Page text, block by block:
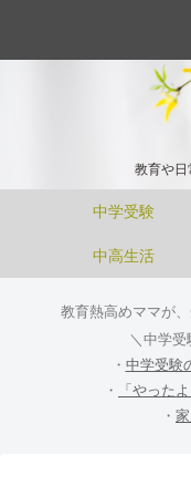
教育や日
中学受験
中高生活
教育熱高めママが
＼中学受
・ 中学受験
・
「やった
・